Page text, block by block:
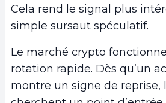
Cela rend le signal plus
simple sursaut spéculatif.
Le marché crypto
rotation rapide. Dès qu’un
montre un signe de reprise,